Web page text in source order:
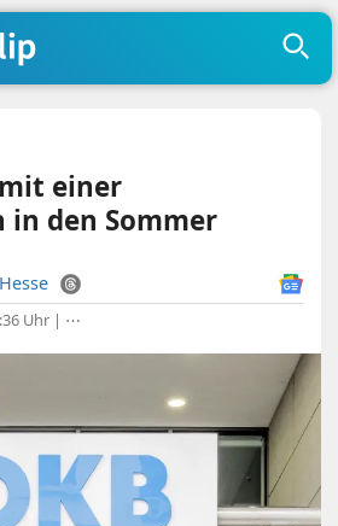
einer
in den Sommer
Uhr | ⋯